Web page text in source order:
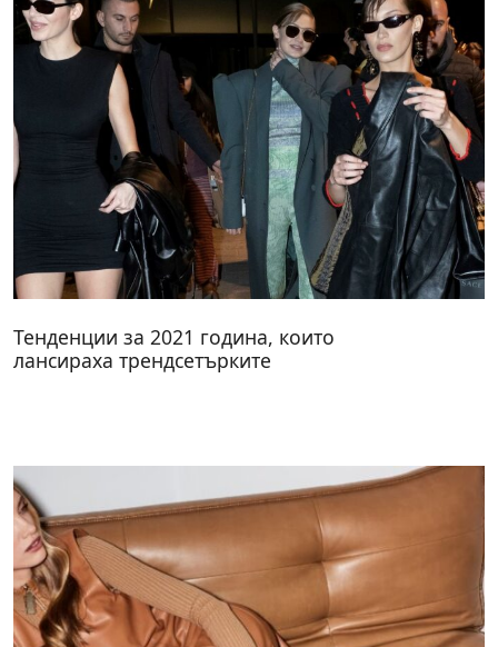
Тенденции за 2021 година, които
лансираха трендсетърките